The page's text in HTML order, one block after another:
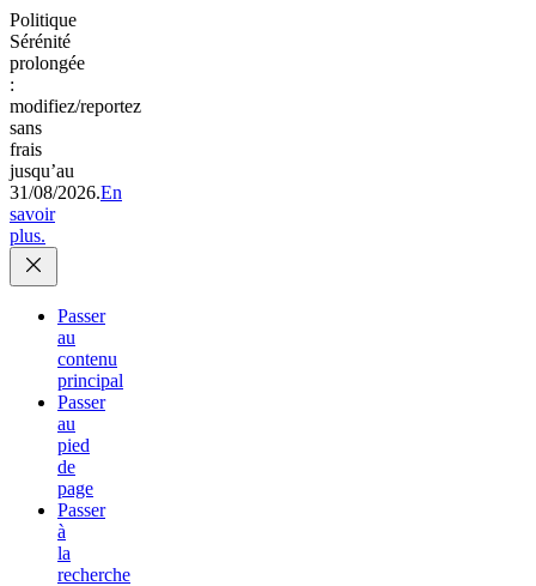
Politique
Sérénité
prolongée
:
modifiez/reportez
sans
frais
jusqu’au
31/08/2026.En
savoir
plus.
Passer
au
contenu
principal
Passer
au
pied
de
page
Passer
à
la
recherche